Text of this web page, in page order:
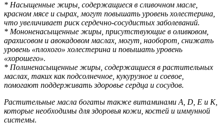
* Насыщенные жиры, содержащиеся в сливочном масле,
красном мясе и сырах, могут повышать уровень холестерина,
что увеличивает риск сердечно-сосудистых заболеваний.
* Мононенасыщенные жиры, присутствующие в оливковом,
арахисовом и авокадовом маслах, могут, наоборот, снижать
уровень «плохого» холестерина и повышать уровень
«хорошего».
* Полиненасыщенные жиры, содержащиеся в растительных
маслах, таких как подсолнечное, кукурузное и соевое,
помогают поддерживать здоровье сердца и сосудов.
Растительные масла богаты также витаминами A, D, E и K,
которые необходимы для здоровья кожи, костей и иммунной
системы.